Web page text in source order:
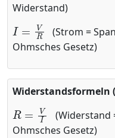
Widerstand)
I= R
(Strom =
Ohmsches Gesetz)
Widerstandsformeln
R=
(Widerstand
Ohmsches Gesetz)